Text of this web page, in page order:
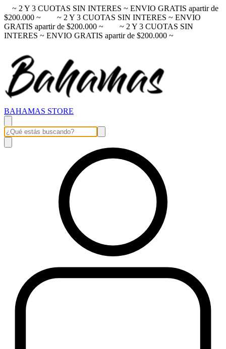
~ 2 Y 3 CUOTAS SIN INTERES ~ ENVIO GRATIS apartir de
$200.000 ~
~ 2 Y 3 CUOTAS SIN INTERES ~ ENVIO
GRATIS apartir de $200.000 ~
~ 2 Y 3 CUOTAS SIN
INTERES ~ ENVIO GRATIS apartir de $200.000 ~
BAHAMAS STORE